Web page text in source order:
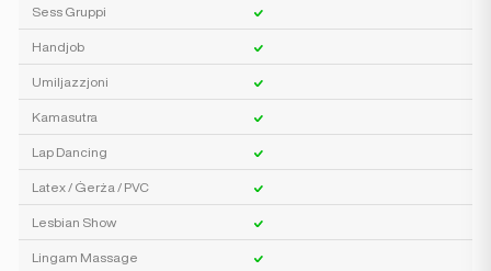
Sess Gruppi
Handjob
Umiljazzjoni
Kamasutra
Lap Dancing
Latex / Ġerża / PVC
Lesbian Show
Lingam Massage